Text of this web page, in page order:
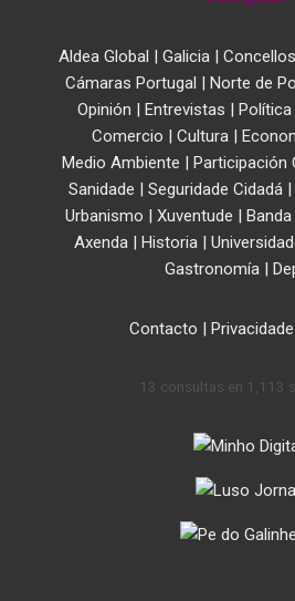
Aldea Global | Galicia|
Cámaras Portugal | Norte de
Opinión | Entrevistas | Política
Comercio | Cultura |
Medio Ambiente | Participación
Sanidade | Seguridade Cidadá |
Urbanismo | Xuventude |
Axenda| Historia|
Gastronomía |
Contacto | Privacidade
13 consultas en 1,113